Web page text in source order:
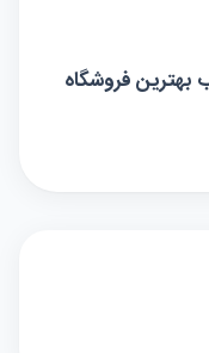
بهترین فروشگاه